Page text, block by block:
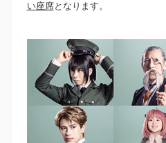
い座席となります。